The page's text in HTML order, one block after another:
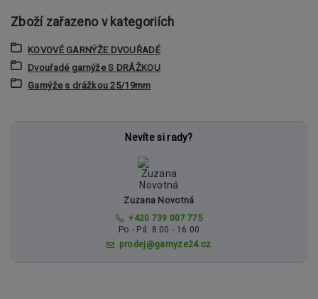
Zboží zařazeno v kategoriích
KOVOVÉ GARNÝŽE DVOUŘADÉ
Dvouřadé garnýže S DRÁŽKOU
Garnýže s drážkou 25/19mm
Nevíte si rady?
Zuzana Novotná
+420 739 007 775
Po - Pá: 8:00 - 16:00
prodej@garnyze24.cz